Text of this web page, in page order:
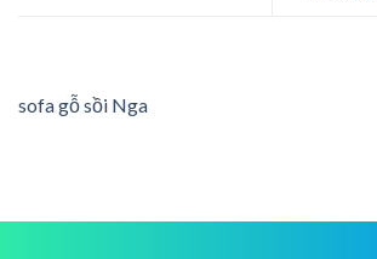
sofa gỗ sồi Nga